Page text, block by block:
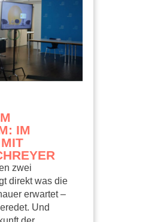
IM
zwei
direkt was die
erwartet –
Und